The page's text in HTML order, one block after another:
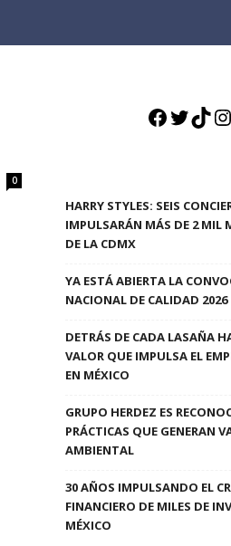
0
HARRY STYLES: SEIS
IMPULSARÁN MÁS DE 2 MIL
DE LA CDMX
YA ESTÁ ABIERTA LA
NACIONAL DE CALIDAD 2026
DETRÁS DE CADA LASAÑA
VALOR QUE IMPULSA EL
EN MÉXICO
GRUPO HERDEZ ES
PRÁCTICAS QUE GENERAN
AMBIENTAL
30 AÑOS IMPULSANDO EL
FINANCIERO DE MILES DE
MÉXICO